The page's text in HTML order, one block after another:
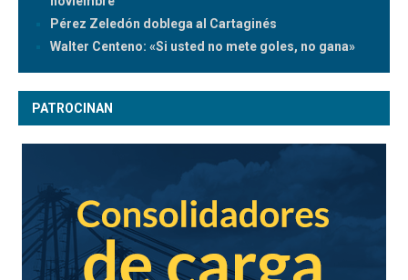
Pérez Zeledón doblega al Cartaginés
Walter Centeno: «Si usted no mete goles, no gana»
PATROCINAN